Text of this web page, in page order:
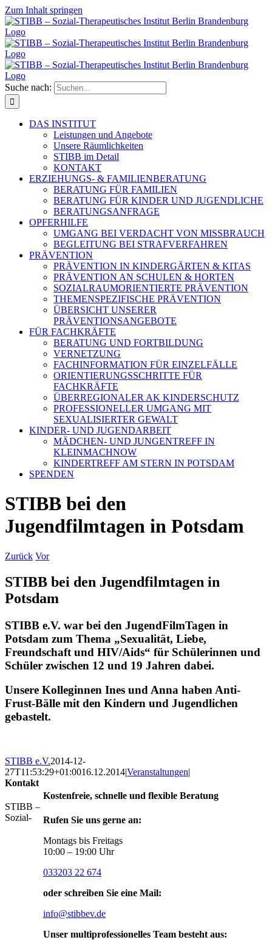
Zum Inhalt springen
Suche nach:
DAS INSTITUT
Leistungen und Angebote
Unsere Räumlichkeiten
STIBB im Detail
KONTAKT
ERZIEHUNGS- & FAMILIENBERATUNG
BERATUNG FÜR FAMILIEN
BERATUNG FÜR KINDER UND JUGENDLICHE
BERATUNGSANFRAGE
OPFERHILFE
UMGANG BEI VERDACHT VON MISSBRAUCH
BEGLEITUNG BEI STRAFVERFAHREN
PRÄVENTION
PRÄVENTION IN KINDERGÄRTEN & KITAS
PRÄVENTION AN SCHULEN & HORTEN
SOZIALRAUMORIENTIERTE PRÄVENTION
THEMENSPEZIFISCHE PRÄVENTION
ÜBERSICHT UNSERER
PRÄVENTIONSANGEBOTE
FÜR FACHKRÄFTE
BERATUNG UND FORTBILDUNG
VERNETZUNG
FACHINFORMATION FÜR EINZELFÄLLE
ORIENTIERUNGSSCHRITTE FÜR
FACHKRÄFTE
ÜBERREGIONALER AK KINDERSCHUTZ
PROFESSIONELLER UMGANG MIT
SEXUALISIERTER GEWALT
KINDER- UND JUGENDARBEIT
MÄDCHEN- UND JUNGENTREFF IN
KLEINMACHNOW
KINDERTREFF AM STERN IN POTSDAM
SPENDEN
STIBB bei den
Jugendfilmtagen in Potsdam
Zurück Vor
STIBB bei den Jugendfilmtagen in
Potsdam
STIBB e.V. war bei den JugendFilmTagen in
Potsdam zum Thema „Sexualität, Liebe,
Freundschaft und HIV/Aids“ für Schülerinnen und
Schüler zwischen 12 und 19 Jahren dabei.
Unsere Kolleginnen Ines und Anna haben Anti-
Frust-Bälle mit den Kindern und Jugendlichen
gebastelt.
STIBB e.V.2014-12-
27T11:53:29+01:0016.12.2014|Veranstaltungen|
Kostenfreie, schnelle und flexible Beratung
Rufen Sie uns gerne an:
Montags bis Freitags
10:00 – 19:00 Uhr
033203 22 674
oder schreiben Sie eine Mail:
info@stibbev.de
Unser multiprofessionelles Team besteht aus:
Kontakt
STIBB –
Sozial-